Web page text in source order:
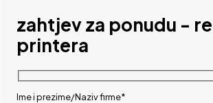
zahtjev za ponudu -
printera
Ime i prezime/Naziv firme*